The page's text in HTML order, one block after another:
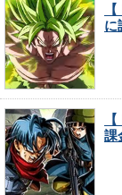
に
課